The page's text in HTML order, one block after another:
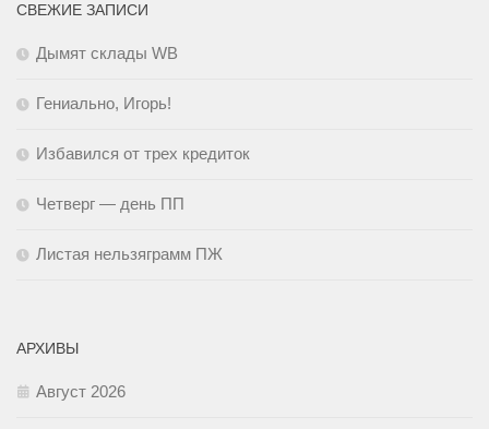
СВЕЖИЕ ЗАПИСИ
Дымят склады WB
Гениально, Игорь!
Избавился от трех кредиток
Четверг — день ПП
Листая нельзяграмм ПЖ
АРХИВЫ
Август 2026